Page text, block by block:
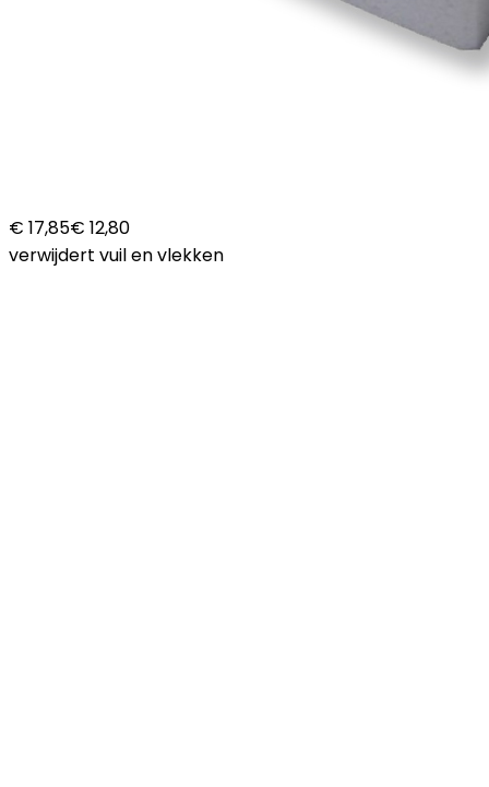
€ 17,85€ 12,80
verwijdert vuil en vlekken